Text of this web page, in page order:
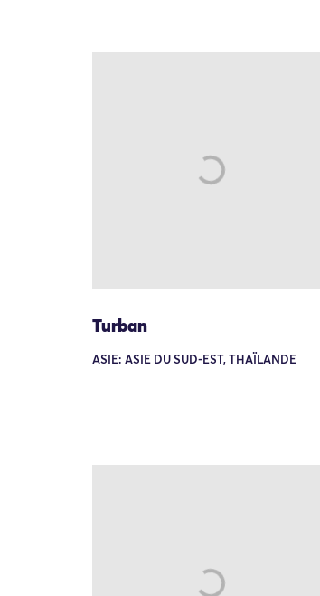
Turban
ASIE: ASIE DU SUD-EST, THAÏLANDE